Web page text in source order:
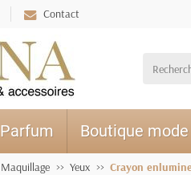
Contact
Parfum Boutique mode
Maquillage Yeux Crayon